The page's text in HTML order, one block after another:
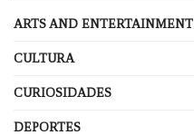
ARTS AND ENTERTAINMENT
CULTURA
CURIOSIDADES
DEPORTES